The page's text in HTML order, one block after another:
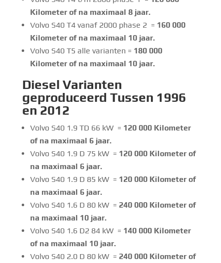
Kilometer of na maximaal 8 jaar.
Volvo S40 T4 vanaf 2000 phase 2 = 160 000
Kilometer of na maximaal 10 jaar.
Volvo S40 T5 alle varianten = 180 000
Kilometer of na maximaal 10 jaar.
Diesel Varianten
geproduceerd Tussen 1996
en 2012
Volvo S40 1.9 TD 66 kW = 120 000 Kilometer
of na maximaal 6 jaar.
Volvo S40 1.9 D 75 kW = 120 000 Kilometer of
na maximaal 6 jaar.
Volvo S40 1.9 D 85 kW = 120 000 Kilometer of
na maximaal 6 jaar.
Volvo S40 1.6 D 80 kW = 240 000 Kilometer of
na maximaal 10 jaar.
Volvo S40 1.6 D2 84 kW = 140 000 Kilometer
of na maximaal 10 jaar.
Volvo S40 2.0 D 80 kW = 240 000 Kilometer of